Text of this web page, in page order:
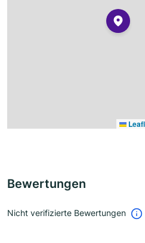
Bewertungen
Nicht verifizierte Bewertungen